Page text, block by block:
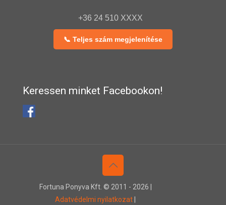
+36 24 510 XXXX
📞 Teljes szám megjelenítése
Keressen minket Facebookon!
Fortuna Ponyva Kft. © 2011 - 2026 |
Adatvédelmi nyilatkozat